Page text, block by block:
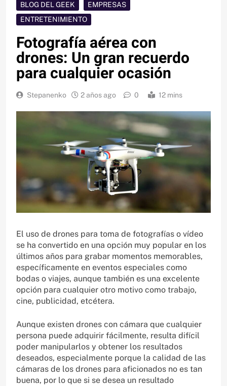
BLOG DEL GEEK
EMPRESAS
ENTRETENIMIENTO
Fotografía aérea con
drones: Un gran recuerdo
para cualquier ocasión
Stepanenko 2 años ago 0 12 mins
El uso de drones para toma de fotografías o vídeo
se ha convertido en una opción muy popular en los
últimos años para grabar momentos memorables,
específicamente en eventos especiales como
bodas o viajes, aunque también es una excelente
opción para cualquier otro motivo como trabajo,
cine, publicidad, etcétera.
Aunque existen drones con cámara que cualquier
persona puede adquirir fácilmente, resulta difícil
poder manipularlos y obtener los resultados
deseados, especialmente porque la calidad de las
cámaras de los drones para aficionados no es tan
buena, por lo que si se desea un resultado